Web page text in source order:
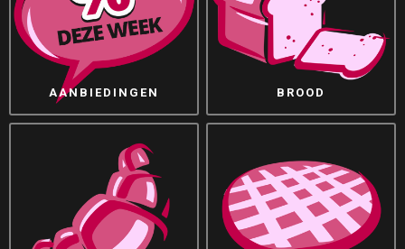
AANBIEDINGEN BROOD